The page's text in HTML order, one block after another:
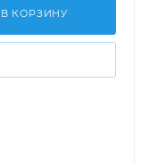
В КОРЗИНУ